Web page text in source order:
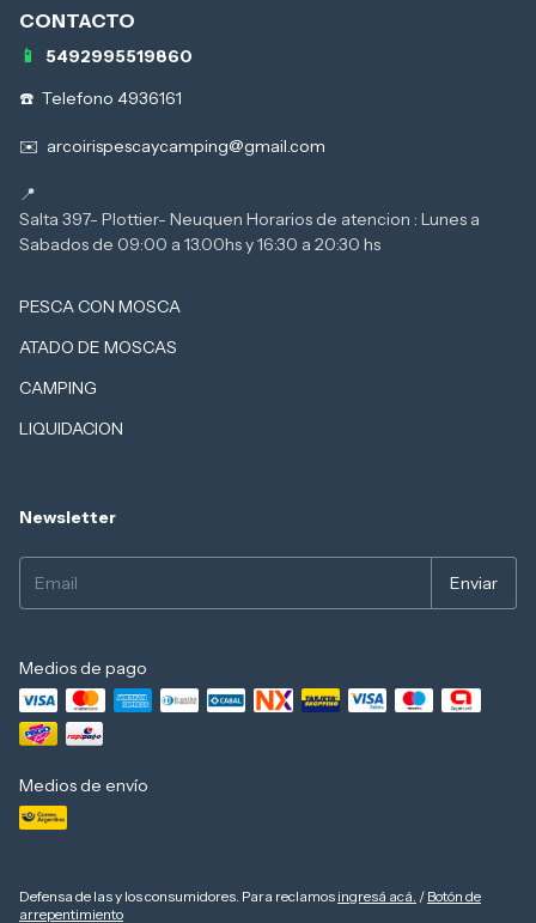
5492995519860
Telefono 4936161
arcoirispescaycamping@gmail.com
Salta 397- Plottier- Neuquen Horarios de atencion : Lunes a
PESCA CON MOSCA
ATADO DE MOSCAS
CAMPING
LIQUIDACION
Newsletter
Medios de pago
Medios de envío
Defensa de las y los consumidores. Para reclamos ingresá acá. / Botón de
arrepentimiento